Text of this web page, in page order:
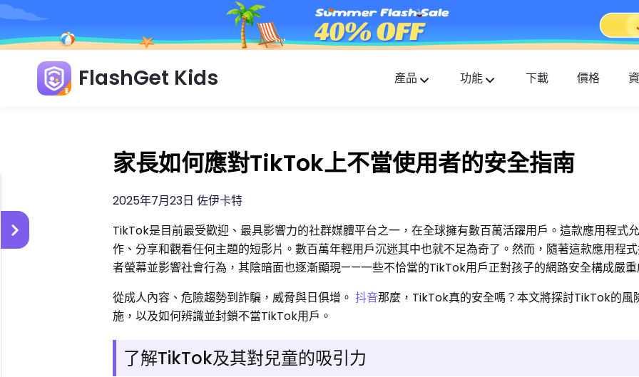
FlashGet Kids 產品
FlashGet Finder
功能 下載 價格
家長如何應對TikTok上不當使用者的安全指南
2025年7月23日 佐伊卡特
TikTok是目前最受歡迎、最具影響力的社群媒體平台之一，在全球擁有數百萬活躍用戶。這款應用程式
作、分享和觀看任何主題的短影片。數百萬年輕用戶沉迷其中也就不足為奇了。然而，隨著這款應用程
者螢幕並影響社會行為，其陰暗面也逐漸顯現——一些不恰當的TikTok用戶正對孩子的網路安全構成嚴重
從成人內容、危險趨勢到詐騙，威脅與日俱增。抖音那麼，TikTok真的安全嗎？本文將探討TikTok的風
施，以及如何辨識並封鎖不當TikTok用戶。
了解TikTok及其對兒童的吸引力